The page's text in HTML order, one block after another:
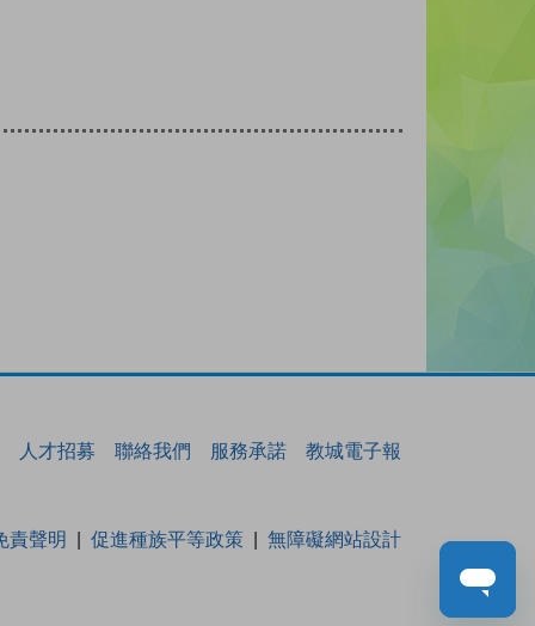
人才招募 聯絡我們 服務承諾 教城電子報
責聲明 促進種族平等政策 無障礙網站設計